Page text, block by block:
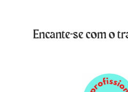
Encante-se com o